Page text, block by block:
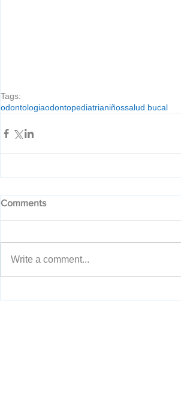
Tags:
odontologiaodontopediatrianiñossalud bucal
Comments
Write a comment...